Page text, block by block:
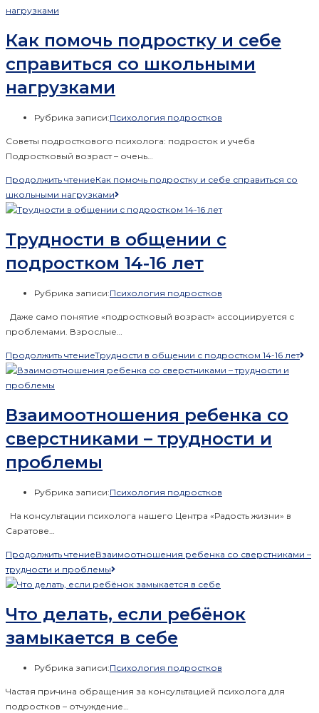
Как помочь подростку и себе
справиться со школьными
нагрузками
Рубрика записи:Психология подростков
Советы подросткового психолога: подросток и учеба
Подростковый возраст – очень…
Продолжить чтениеКак помочь подростку и себе справиться со
школьными нагрузками
Трудности в общении с
подростком 14-16 лет
Рубрика записи:Психология подростков
Даже само понятие «подростковый возраст» ассоциируется с
проблемами. Взрослые…
Продолжить чтениеТрудности в общении с подростком 14-16 лет
Взаимоотношения ребенка со
сверстниками – трудности и
проблемы
Рубрика записи:Психология подростков
На консультации психолога нашего Центра «Радость жизни» в
Саратове…
Продолжить чтениеВзаимоотношения ребенка со сверстниками –
трудности и проблемы
Что делать, если ребёнок
замыкается в себе
Рубрика записи:Психология подростков
Частая причина обращения за консультацией психолога для
подростков – отчуждение…